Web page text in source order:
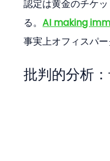
認定は黄金のチケ
る。AI making
事実上オフィスパー
批判的分析